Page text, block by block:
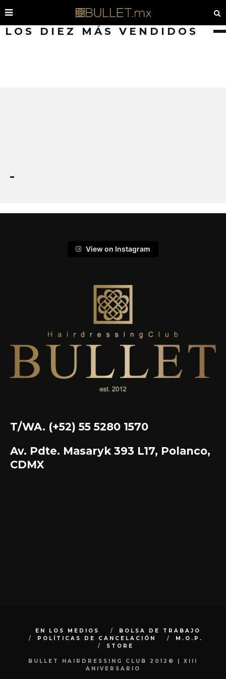
LOS DIEZ MÁS VENDIDOS
View on Instagram
T/WA. (+52) 55 5280 1570
Av. Pdte. Masaryk 393 L17, Polanco,
CDMX
EN LOS MEDIOS
BOLSA DE TRABAJO
POLÍTICAS DE CANCELACIÓN
M.O.P.
STORE
BULLET HAIRDRESSING CLUB 2012© | XIII
ANIVERSARIO